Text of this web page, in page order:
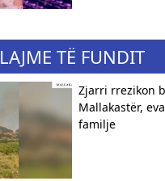
LAJME TË FUNDIT
Zjarri rrezikon
Mallakastër,
familje